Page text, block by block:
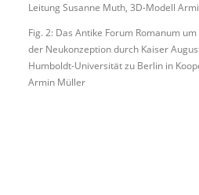
Leitung Susanne Muth, 3D-Modell
Fig. 2: Das Antike Forum Romanum um
der Neukonzeption durch Kaiser
Humboldt-Universität zu Berlin in
Armin Müller